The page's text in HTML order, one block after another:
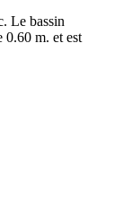
Le bassin
0.60 m. et est